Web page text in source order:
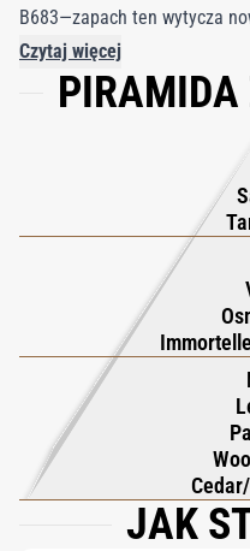
B683—zapach ten wytycza
księżycem Jowisza,
mandarynki, fiołka,
Każda nuta przenika się z
definicję elegancji o
zapachu po historię, którą
oddaje magię podróży do
wrażenie piękna i
perfumerii, celebruje
niebiańskiej doskonałości.
Czytaj więcej
PIRAMIDA
JAK